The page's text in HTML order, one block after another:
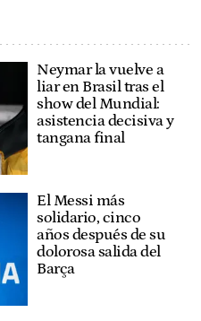
Neymar la vuelve a
liar en Brasil tras el
show del Mundial:
asistencia decisiva y
tangana final
El Messi más
solidario, cinco
años después de su
dolorosa salida del
Barça